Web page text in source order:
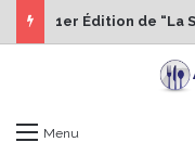
Menu